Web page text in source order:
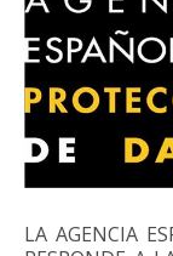
LA AGENCIA